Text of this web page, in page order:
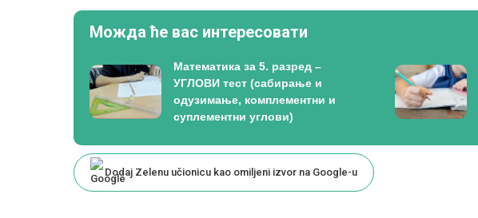
Можда ће вас интересовати
Математика за 5. разред –
УГЛОВИ тест (сабирање и
одузимање, комплементни и
суплементни углови)
Dodaj Zelenu učionicu kao omiljeni izvor na Google-u